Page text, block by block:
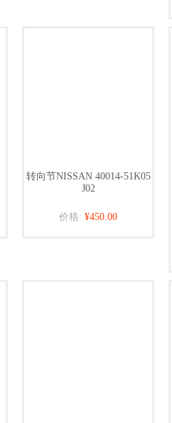
转向节NISSAN 40014-51K05
J02
价格: ¥450.00